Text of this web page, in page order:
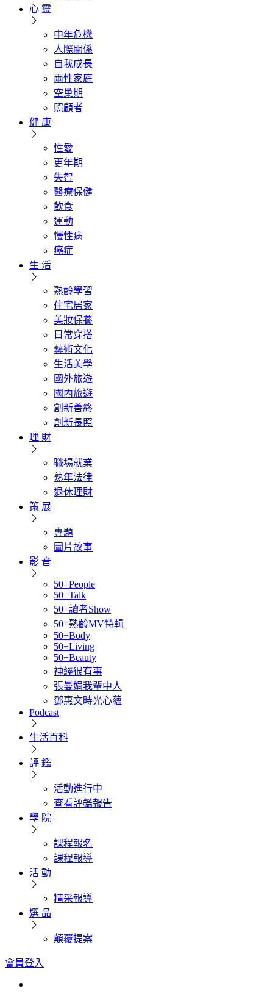
心 靈
中年危機
人際關係
自我成長
兩性家庭
空巢期
照顧者
健 康
性愛
更年期
失智
醫療保健
飲食
運動
慢性病
癌症
生 活
熟齡學習
住宅居家
美妝保養
日常穿搭
藝術文化
生活美學
國外旅遊
國內旅遊
創新善終
創新長照
理 財
職場就業
熟年法律
退休理財
策 展
專題
圖片故事
影 音
50+People
50+Talk
50+讀者Show
50+熟齡MV特輯
50+Body
50+Living
50+Beauty
神經很有事
張曼娟我輩中人
鄧惠文時光心蘊
Podcast
生活百科
評 鑑
活動進行中
查看評鑑報告
學 院
課程報名
課程報導
活 動
精采報導
選 品
顛覆提案
會員登入